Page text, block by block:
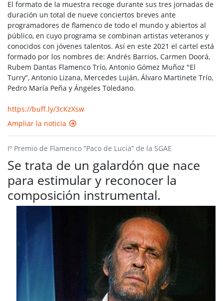
El formato de la muestra recoge durante sus tres jornadas de
duración un total de nueve conciertos breves ante
programadores de flamenco de todo el mundo y abiertos al
público, en cuyo programa se combinan artistas veteranos y
conocidos con jóvenes talentos. Así en este 2021 el cartel está
formado por los nombres de: Andrés Barrios, Carmen Doorá,
Rubem Dantas Flamenco Trío, Antonio Gómez Muñoz "El
Turry”, Antonio Lizana, Mercedes Luján, Álvaro Martinete Trío,
Pedro María Peña y Ángeles Toledano.
https://buff.ly/3cKzXsw
Ampliar la noticia
Iº Premio de Flamenco “Paco de Lucía” de la SGAE
Se trata de un galardón que nace
para estimular y reconocer la
composición instrumental.